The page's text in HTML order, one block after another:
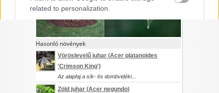
related to personalization.
I want to allow Google to enable storage
related to security, including authentication
functionality and fraud prevention, and other
user protection.
Hasonló növények
Vöröslevelű juhar (Acer platanoides
'Crimson King')
Az alapfaj a sík- és dombvidéki...
Zöld juhar (Acer negundo)